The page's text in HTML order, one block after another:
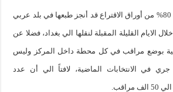
وذكر القاضي العبودي ان 80% من أوراق الاقتراع قد أنجز طبعها في بلد عربي
الايام القليلة المقبلة لنقلها الي بغداد، فضلا عن
بوضع مراقب في كل محطة داخل المركز وليس
في الانتخابات الماضية، لافتاً الي أن عدد